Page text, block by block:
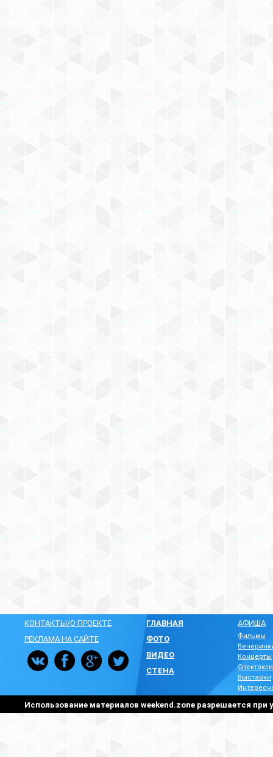
КОНТАКТЫ/О ПРОЕКТЕ
РЕКЛАМА НА САЙТЕ
ГЛАВНАЯ
ФОТО
ВИДЕО
СТЕНА
АФИША
Фильмы
Концерты
Спектакли
Выставки
Использование материалов weekend.zone разрешается